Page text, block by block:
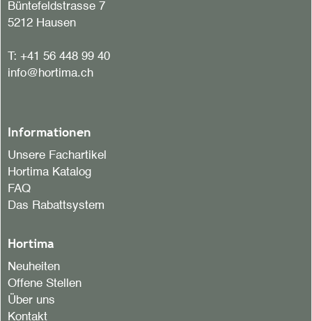
Büntefeldstrasse 7
5212 Hausen
T: +41 56 448 99 40
info@hortima.ch
Informationen
Unsere Fachartikel
Hortima Katalog
FAQ
Das Rabattsystem
Hortima
Neuheiten
Offene Stellen
Über uns
Kontakt